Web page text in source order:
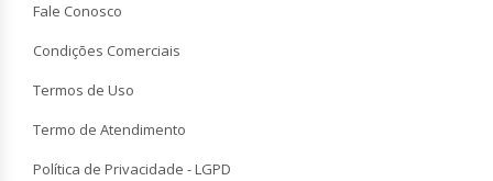
Fale Conosco
Condições Comerciais
Termos de Uso
Termo de Atendimento
Política de Privacidade - LGPD